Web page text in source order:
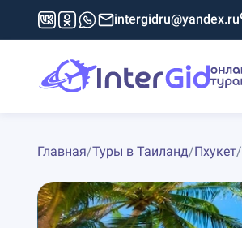
intergidru@yandex.ru
Главная/Туры в Таиланд/Пхукет/